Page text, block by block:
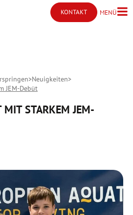
KONTAKT
Kontakt öffnen
MENÜMenü
Neuigkeiten
JEM-Debüt
MIT STARKEM JEM-